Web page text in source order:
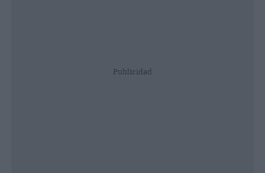
Publicidad